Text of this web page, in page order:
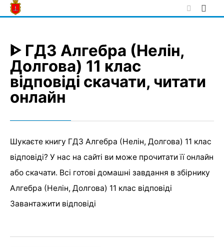
Skip
to
ᐈ ГДЗ Алгебра (Нелін,
Долгова) 11 клас
відповіді скачати, читати
онлайн
Шукаєте книгу ГДЗ Алгебра (Нелін, Долгова) 11 клас
відповіді? У нас на сайті ви може прочитати її онлайн
або скачати. Всі готові домашні завдання в збірнику
Алгебра (Нелін, Долгова) 11 клас відповіді
Завантажити відповіді